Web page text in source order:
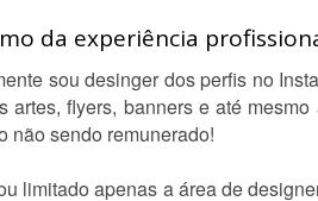
da experiência
sou desinger dos perfis no
artes, flyers, banners e até
não sendo remunerado!
limitado apenas a área de